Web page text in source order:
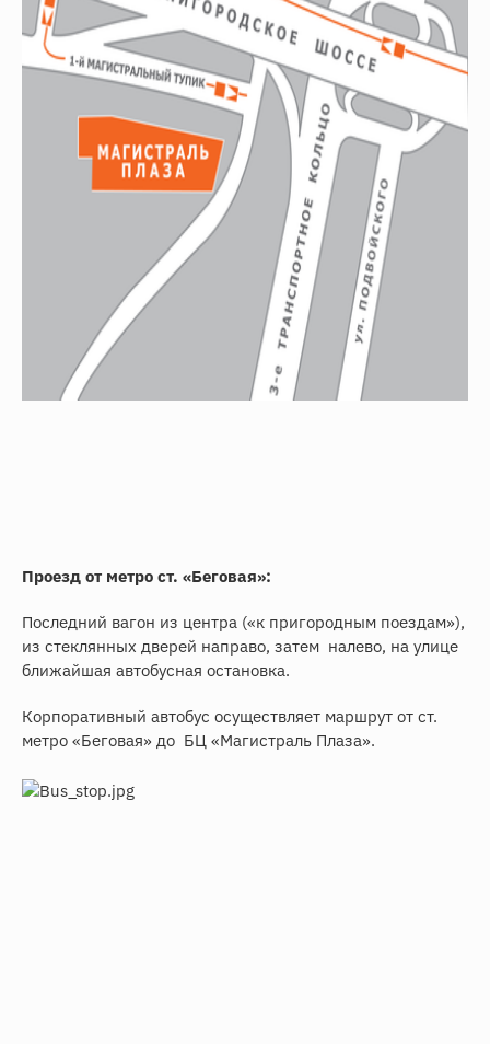
Проезд от метро ст. «Беговая»:
Последний вагон из центра («к пригородным поездам»),
из стеклянных дверей направо, затем налево, на улице
ближайшая автобусная остановка.
Корпоративный автобус осуществляет маршрут от ст.
метро «Беговая» до БЦ «Магистраль Плаза».